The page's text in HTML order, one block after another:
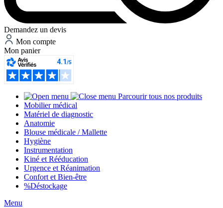
Demandez un devis
Mon compte
Mon panier
Parcourir tous nos produits
Mobilier médical
Matériel de diagnostic
Anatomie
Blouse médicale / Mallette
Hygiène
Instrumentation
Kiné et Rééducation
Urgence et Réanimation
Confort et Bien-être
%Déstockage
Menu